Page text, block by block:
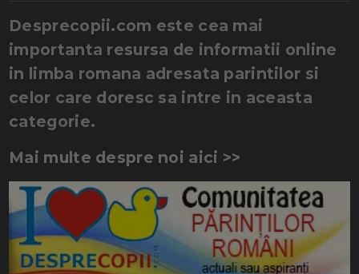
Desprecopii.com este cea mai
importanta resursa de informatii online
in limba romana adresata parintilor si
celor care doresc sa intre in aceasta
categorie.
Mai multe despre noi aici >>